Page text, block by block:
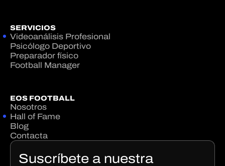
SERVICIOS
Videoanálisis Profesional
Psicólogo Deportivo
Preparador físico
Football Manager
EOS FOOTBALL
Nosotros
Hall of Fame
Blog
Contacta
Suscríbete a nuestra